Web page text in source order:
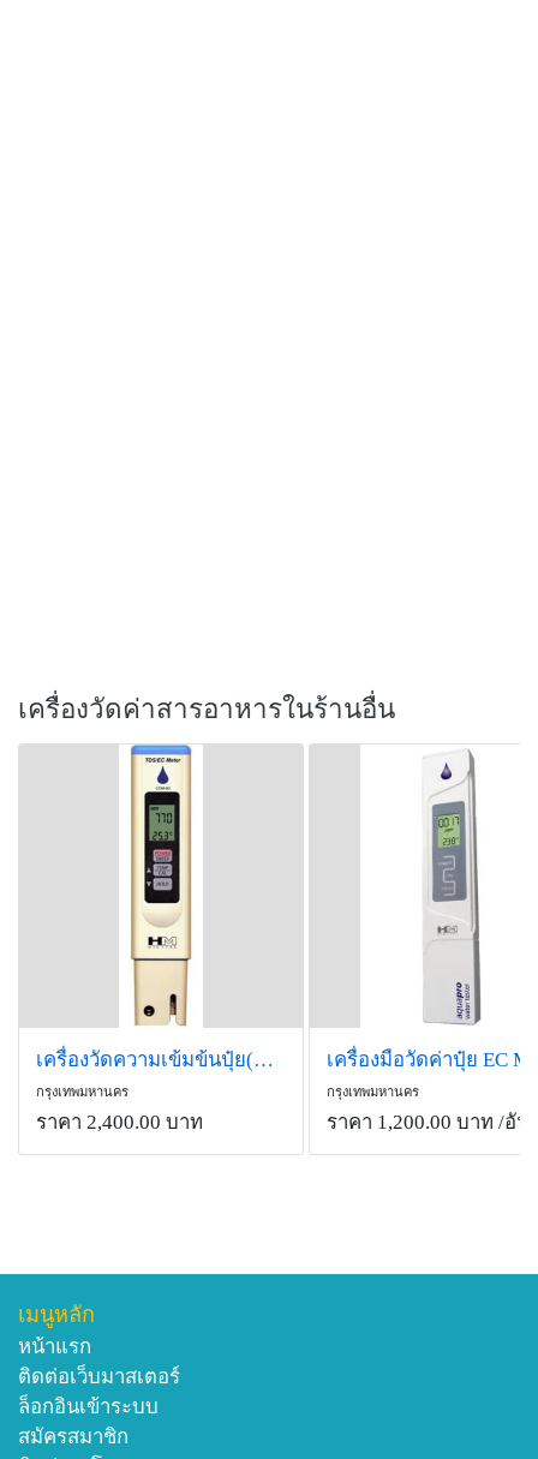
เครื่องวัดค่าสารอาหารในร้านอื่น
เครื่องวัดความเข้มข้นปุ๋ย(COM-80 HM)
กรุงเทพมหานคร
ราคา 2,400.00 บาท
กรุงเทพมหานคร
ราคา 1,200.00 บาท /อัน
เมนูหลัก
หน้าแรก
ติดต่อเว็บมาสเตอร์
ล็อกอินเข้าระบบ
สมัครสมาชิก